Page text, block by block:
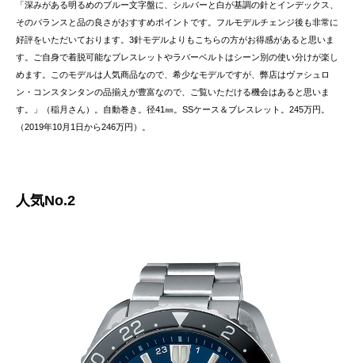
「深みがある明るめのブルー文字盤に、シルバーと白が基調の針とインデックス、
そのバランスと品の良さがおすすめポイントです。フルモデルチェンジ後も非常に
好評をいただいております。3針モデルよりもこちらの方がお得感があると思いま
す。ご自身で着脱可能なブレスレットやラバーベルトはシーン別の使い分けが楽し
めます。このモデルは人気商品なので、希少なモデルですが、弊店はヴァシュロ
ン・コンスタンタンの品揃えが豊富なので、ご覧いただける機会はあると思いま
す。」（稲月さん）。自動巻き。径41㎜。SSケース＆ブレスレット。245万円。
（2019年10月1日から246万円）。
人気No.2